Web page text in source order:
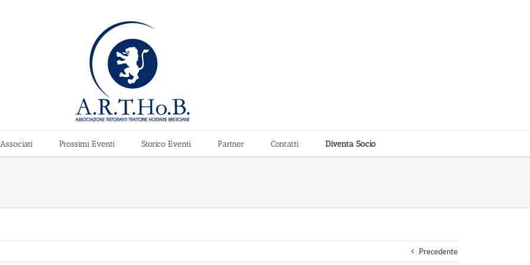
Associati Prossimi Eventi Storico Eventi Partner Contatti Diventa Socio
Precedente